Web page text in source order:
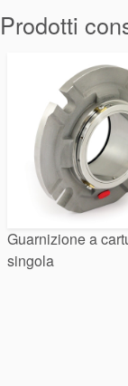
Prodotti
Guarnizione a
singola